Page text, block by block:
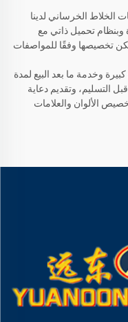
الخلاط الخرساني لدينا
وبنظام تحميل ذاتي مع
تخصيصها وفقًا للمواصفات
وخدمة ما بعد البيع لمدة
التسليم، وتقديم دعاية
الألوان والعلامات